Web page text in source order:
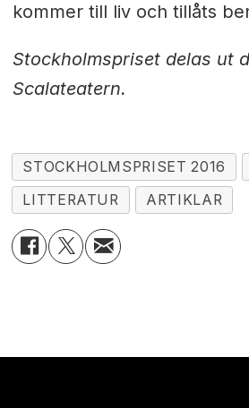
kommer till liv och tillåts
Stockholmspriset delas ut
Scalateatern.
STOCKHOLMSPRISET 2016
LITTERATUR
ARTIKLAR